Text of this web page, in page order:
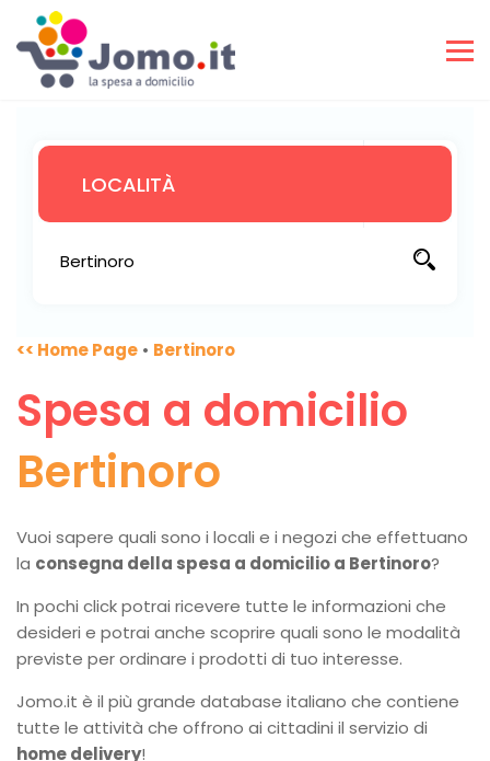
<< Home Page • Bertinoro
Spesa a domicilio
Bertinoro
Vuoi sapere quali sono i locali e i negozi che effettuano
la consegna della spesa a domicilio a Bertinoro?
In pochi click potrai ricevere tutte le informazioni che
desideri e potrai anche scoprire quali sono le modalità
previste per ordinare i prodotti di tuo interesse.
Jomo.it è il più grande database italiano che contiene
tutte le attività che offrono ai cittadini il servizio di
home delivery!